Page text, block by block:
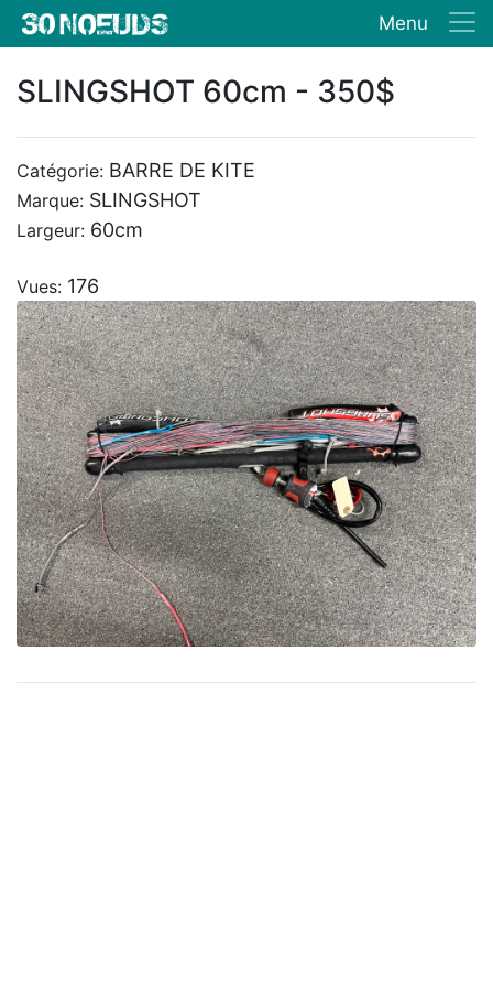
Menu
SLINGSHOT 60cm - 350$
Catégorie: BARRE DE KITE
Marque: SLINGSHOT
Largeur: 60cm
Vues: 176